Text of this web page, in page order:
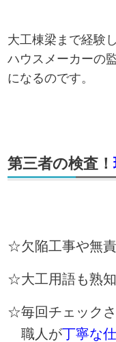
大工棟梁まで経験
ハウスメーカーの
になるのです。
第三者の検査！
☆欠陥工事や無
☆大工用語も熟
☆毎回チェック
職人が丁寧な